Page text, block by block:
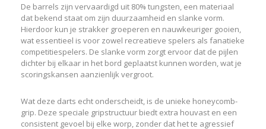
De barrels zijn vervaardigd uit 80% tungsten, een materiaal
dat bekend staat om zijn duurzaamheid en slanke vorm.
Hierdoor kun je strakker groeperen en nauwkeuriger gooien,
wat essentieel is voor zowel recreatieve spelers als fanatieke
competitiespelers. De slanke vorm zorgt ervoor dat de pijlen
dichter bij elkaar in het bord geplaatst kunnen worden, wat je
scoringskansen aanzienlijk vergroot.
Wat deze darts echt onderscheidt, is de unieke honeycomb-
grip. Deze speciale gripstructuur biedt extra houvast en een
consistent gevoel bij elke worp, zonder dat het te agressief